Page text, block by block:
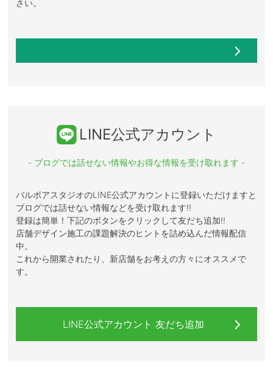
さい。
LINE公式アカウント
- ブログでは話せない情報やお得な情報を受け取れます -
バルボアスタジオのLINE公式アカウントに登録いただけますと
ブログでは話せない情報などを受け取れます!!
登録は簡単！下記のボタンをクリックして友だち追加!!
店舗デザイン施工の課題解決のヒントを詰め込んだ情報配信
中。
これから開業されたり、新店舗をお考えの方々にオススメで
す。
LINE公式アカウント 友だち追加